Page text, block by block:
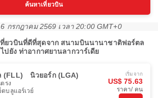
ค้นหาเที่ยวบิน
กรกฎาคม 2569 เวลา 20:00 GMT+0
ที่ยวบินที่ดีที่สุดจาก สนามบินนานาชาติฟอร์ตล
ปยัง ท่าอากาศยานลากวาร์เดีย
(FLL) นิวยอร์ก (LGA)
รง
ตบลูแอร์เวย์
เริ่มจาก
US$ 75.63
ราคา/ คน